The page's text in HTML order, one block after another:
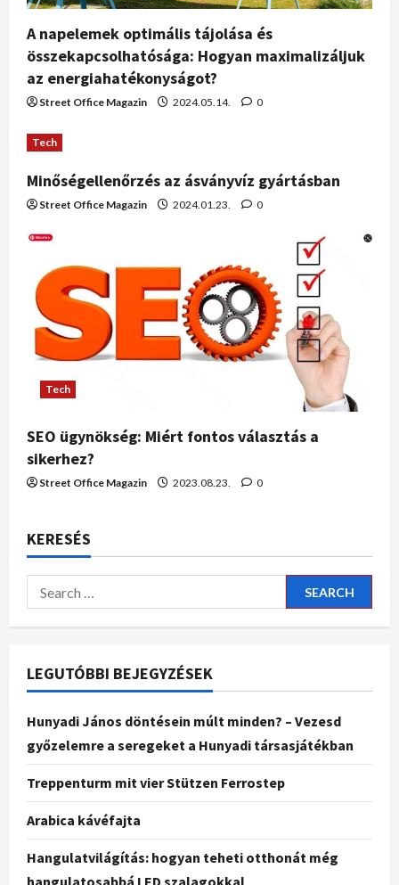
A napelemek optimális tájolása és
összekapcsolhatósága: Hogyan maximalizáljuk
az energiahatékonyságot?
Street Office Magazin 2024.05.14. 0
Tech
Minőségellenőrzés az ásványvíz gyártásban
Street Office Magazin 2024.01.23. 0
Tech
SEO ügynökség: Miért fontos választás a
sikerhez?
Street Office Magazin 2023.08.23. 0
KERESÉS
LEGUTÓBBI BEJEGYZÉSEK
Hunyadi János döntésein múlt minden? – Vezesd
győzelemre a seregeket a Hunyadi társasjátékban
Treppenturm mit vier Stützen Ferrostep
Arabica kávéfajta
Hangulatvilágítás: hogyan teheti otthonát még